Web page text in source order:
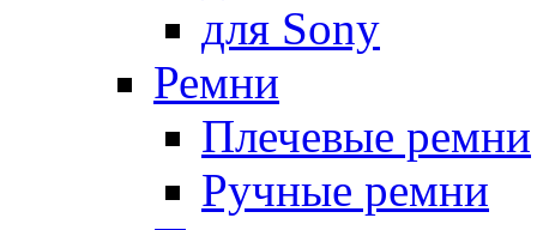
для Sony
Ремни
Плечевые ремни
Ручные ремни